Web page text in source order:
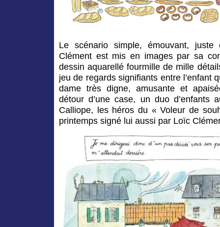
Le scénario simple, émouvant,
Clément est mis en images par sa
dessin aquarellé fourmille de mille
jeu de regards signifiants entre l’enfant
dame très digne, amusante et
détour d’une case, un duo d’enfants
Calliope, les héros du « Voleur de
printemps signé lui aussi par Loïc